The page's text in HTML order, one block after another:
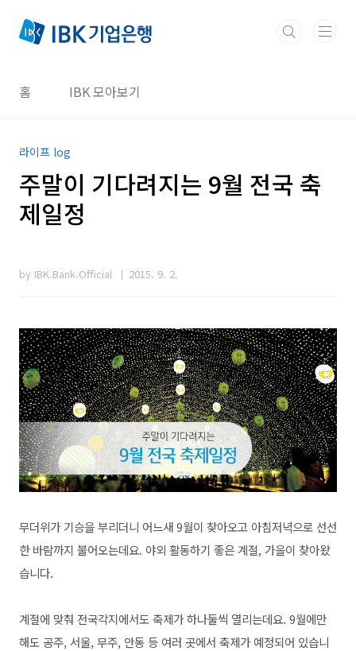
홈 IBK 모아보기
라이프 log
주말이 기다려지는 9월 전국 축
제일정
by IBK.Bank.Official 2015. 9. 2.
무더위가 기승을 부리더니 어느새 9월이 찾아오고 아침저녁으로 선선
한 바람까지 불어오는데요. 야외 활동하기 좋은 계절, 가을이 찾아왔
습니다.
계절에 맞춰 전국각지에서도 축제가 하나둘씩 열리는데요. 9월에만
해도 공주, 서울, 무주, 안동 등 여러 곳에서 축제가 예정되어 있습니